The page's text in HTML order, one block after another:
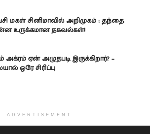
மகள் சினிமாவில் அறிமுகம் ; தந்தை
உருக்கமான தகவல்கள்!
அக்ரம் ஏன் அழுதபடி இருக்கிறார்? –
ஒரே சிரிப்பு
ADVERTISEMENT